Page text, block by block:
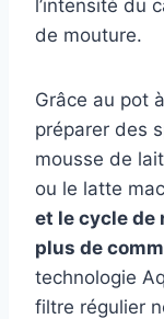
l’intensité du
de mouture.
Grâce au pot
préparer des
mousse de
ou le latte
et le cycle
plus de
technologie
filtre régulier